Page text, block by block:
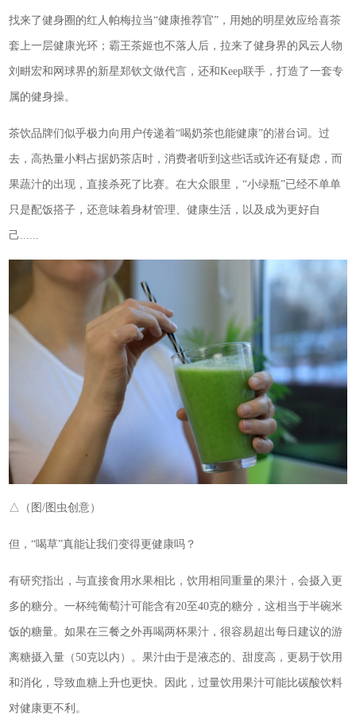
找来了健身圈的红人帕梅拉当“健康推荐官”，用她的明星效应给喜茶
套上一层健康光环；霸王茶姬也不落人后，拉来了健身界的风云人物
刘畊宏和网球界的新星郑钦文做代言，还和Keep联手，打造了一套专
属的健身操。
茶饮品牌们似乎极力向用户传递着“喝奶茶也能健康”的潜台词。过
去，高热量小料占据奶茶店时，消费者听到这些话或许还有疑虑，而
果蔬汁的出现，直接杀死了比赛。在大众眼里，“小绿瓶”已经不单单
只是配饭搭子，还意味着身材管理、健康生活，以及成为更好自
己......
△（图/图虫创意）
但，“喝草”真能让我们变得更健康吗？
有研究指出，与直接食用水果相比，饮用相同重量的果汁，会摄入更
多的糖分。一杯纯葡萄汁可能含有20至40克的糖分，这相当于半碗米
饭的糖量。如果在三餐之外再喝两杯果汁，很容易超出每日建议的游
离糖摄入量（50克以内）。果汁由于是液态的、甜度高，更易于饮用
和消化，导致血糖上升也更快。因此，过量饮用果汁可能比碳酸饮料
对健康更不利。